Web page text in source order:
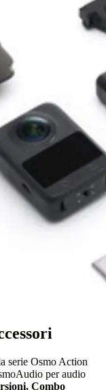
serie Osmo Action
per audio
Combo